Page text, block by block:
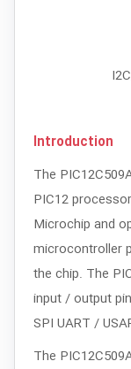
Introduction
The
PIC12
Microchip and
microcontroller
the chip. The
input / output
SPI UART /
The